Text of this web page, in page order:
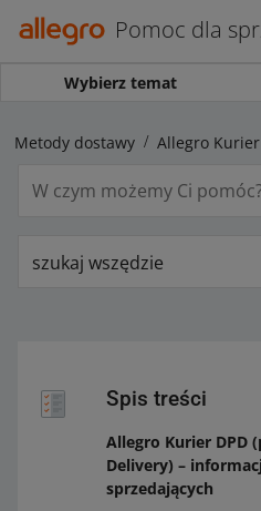
Pomoc dla
Wybierz temat
Metody dostawy
szukaj wszędzie
Spis treści
Allegro Kurier DPD
Delivery) –
sprzedających